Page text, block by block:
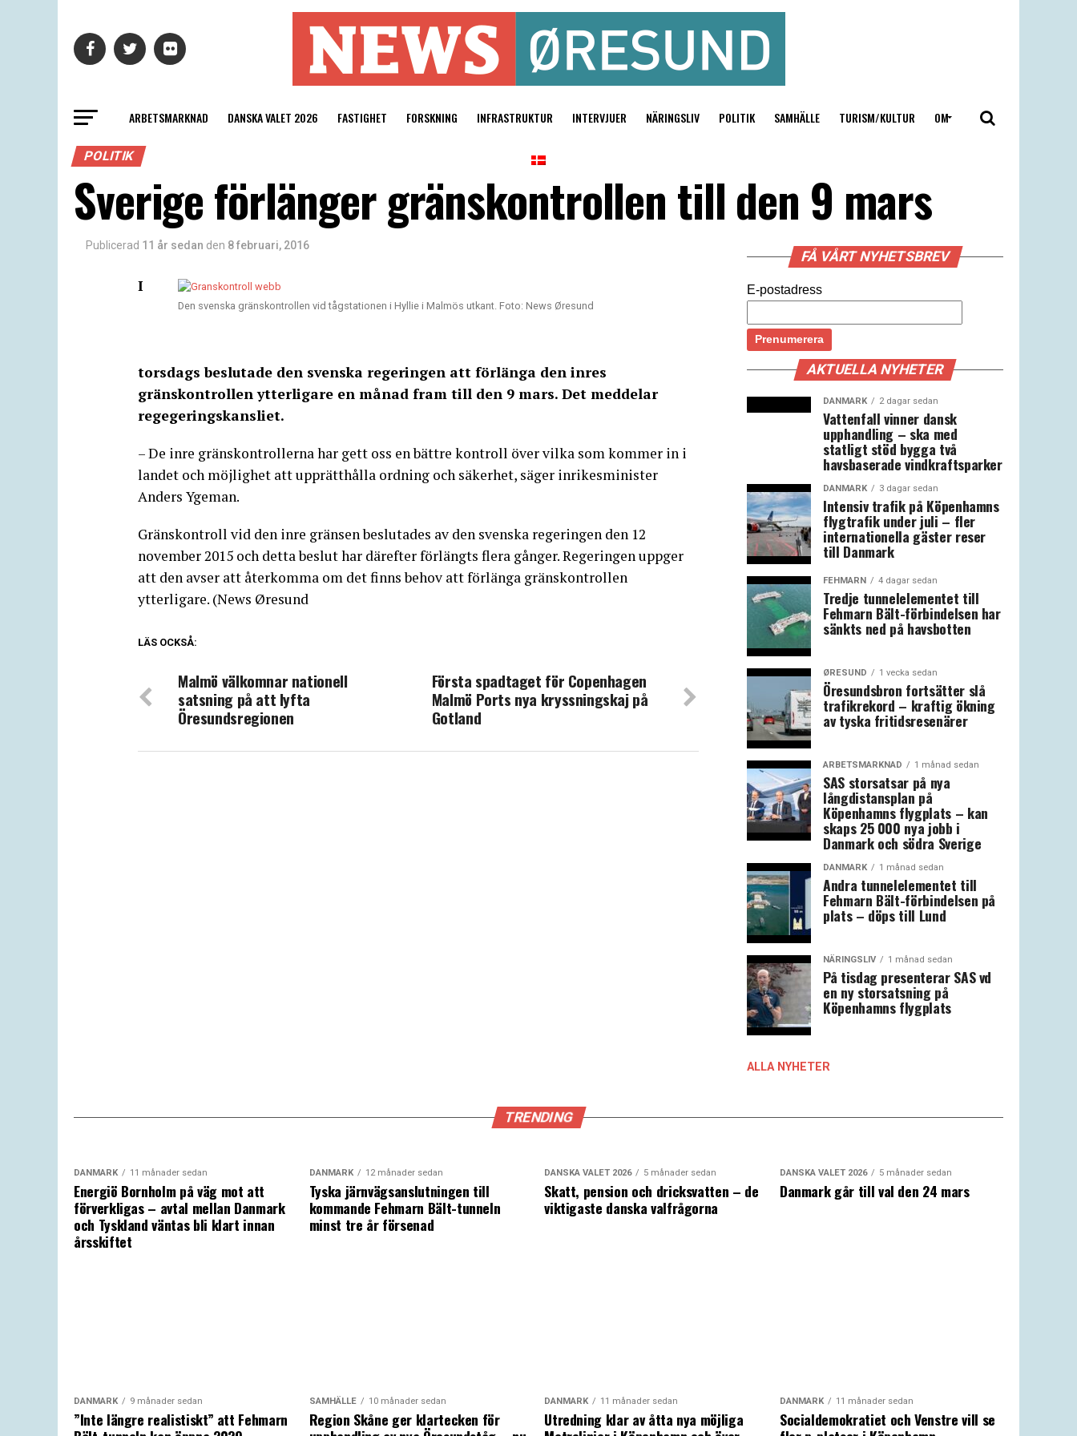
ARBETSMARKNAD DANSKA VALET 2026 FASTIGHET FORSKNING INFRASTRUKTUR INTERVJUER NÄRINGSLIV POLITIK SAMHÄLLE TURISM/KULTUR OM
POLITIK
Sverige förlänger gränskontrollen till den 9 mars
Publicerad 11 år sedan den 8 februari, 2016
Den svenska gränskontrollen vid tågstationen i Hyllie i Malmös utkant. Foto: News Øresund
I
torsdags beslutade den svenska regeringen att förlänga den inres
gränskontrollen ytterligare en månad fram till den 9 mars. Det meddelar
regegeringskansliet.
– De inre gränskontrollerna har gett oss en bättre kontroll över vilka som kommer in i
landet och möjlighet att upprätthålla ordning och säkerhet, säger inrikesminister
Anders Ygeman.
Gränskontroll vid den inre gränsen beslutades av den svenska regeringen den 12
november 2015 och detta beslut har därefter förlängts flera gånger. Regeringen uppger
att den avser att återkomma om det finns behov att förlänga gränskontrollen
ytterligare. (News Øresund
LÄS OCKSÅ:
Första spadtaget för Copenhagen
Malmö Ports nya kryssningskaj på
Gotland
Malmö välkomnar nationell
satsning på att lyfta
Öresundsregionen
FÅ VÅRT NYHETSBREV
E-postadress
AKTUELLA NYHETER
DANMARK 2 dagar sedan
Vattenfall vinner dansk
upphandling – ska med
statligt stöd bygga två
havsbaserade vindkraftsparker
DANMARK 3 dagar sedan
Intensiv trafik på Köpenhamns
flygtrafik under juli – fler
internationella gäster reser
till Danmark
FEHMARN 4 dagar sedan
Tredje tunnelelementet till
Fehmarn Bält-förbindelsen har
sänkts ned på havsbotten
ØRESUND 1 vecka sedan
Öresundsbron fortsätter slå
trafikrekord – kraftig ökning
av tyska fritidsresenärer
ARBETSMARKNAD 1 månad sedan
SAS storsatsar på nya
långdistansplan på
Köpenhamns flygplats – kan
skaps 25 000 nya jobb i
Danmark och södra Sverige
DANMARK 1 månad sedan
Andra tunnelelementet till
Fehmarn Bält-förbindelsen på
plats – döps till Lund
NÄRINGSLIV 1 månad sedan
På tisdag presenterar SAS vd
en ny storsatsning på
Köpenhamns flygplats
ALLA NYHETER
TRENDING
DANMARK 11 månader sedan
Energiö Bornholm på väg mot att
förverkligas – avtal mellan Danmark
och Tyskland väntas bli klart innan
årsskiftet
DANMARK 12 månader sedan
Tyska järnvägsanslutningen till
kommande Fehmarn Bält-tunneln
minst tre år försenad
DANSKA VALET 2026 5 månader sedan
Skatt, pension och dricksvatten – de
viktigaste danska valfrågorna
DANSKA VALET 2026 5 månader sedan
Danmark går till val den 24 mars
DANMARK 9 månader sedan
”Inte längre realistiskt” att Fehmarn
SAMHÄLLE 10 månader sedan
Region Skåne ger klartecken för
DANMARK 11 månader sedan
Utredning klar av åtta nya möjliga
DANMARK 11 månader sedan
Socialdemokratiet och Venstre vill se